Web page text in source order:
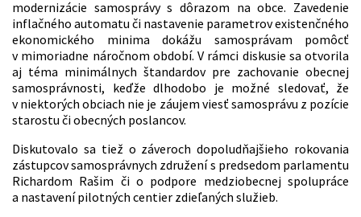
modernizácie samosprávy s dôrazom na obce. Zavedenie
inflačného automatu či nastavenie parametrov existenčného
ekonomického minima dokážu samosprávam pomôcť
v mimoriadne náročnom období. V rámci diskusie sa otvorila
aj téma minimálnych štandardov pre zachovanie obecnej
samosprávnosti, keďže dlhodobo je možné sledovať, že
v niektorých obciach nie je záujem viesť samosprávu z pozície
starostu či obecných poslancov.
Diskutovalo sa tiež o záveroch dopoludňajšieho rokovania
zástupcov samosprávnych združení s predsedom parlamentu
Richardom Rašim či o podpore medziobecnej spolupráce
a nastavení pilotných centier zdieľaných služieb.